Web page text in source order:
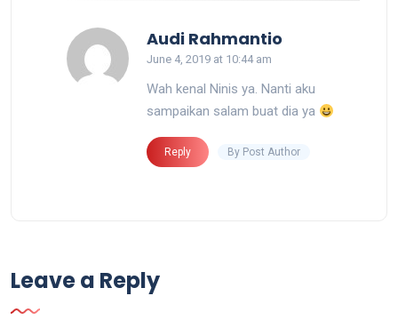
Audi Rahmantio
June 4, 2019 at 10:44 am
Wah kenal Ninis ya. Nanti aku
sampaikan salam buat dia ya
Reply By Post Author
Leave a Reply